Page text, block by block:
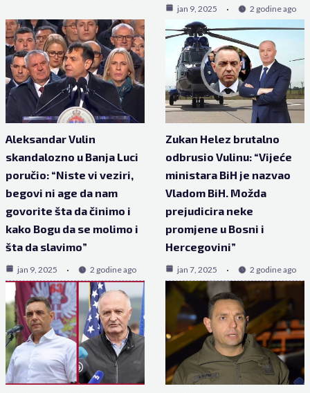
jan 9, 2025 2 godine ago
Aleksandar Vulin
skandalozno u Banja Luci
poručio: “Niste vi veziri,
begovi ni age da nam
govorite šta da činimo i
kako Bogu da se molimo i
šta da slavimo”
jan 9, 2025 2 godine ago
Zukan Helez brutalno
odbrusio Vulinu: “Vijeće
ministara BiH je nazvao
Vladom BiH. Možda
prejudicira neke
promjene u Bosni i
Hercegovini”
jan 7, 2025 2 godine ago